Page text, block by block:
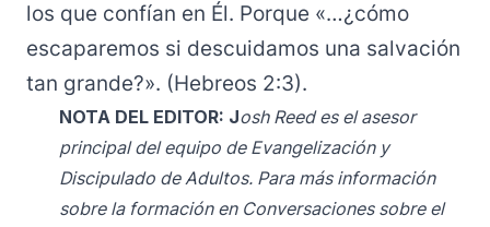
los que confían en Él. Porque «…¿cómo
escaparemos si descuidamos una salvación
tan grande?». (Hebreos 2:3).
NOTA DEL EDITOR: Josh Reed es el asesor
principal del equipo de Evangelización y
Discipulado de Adultos. Para más información
sobre la formación en Conversaciones sobre el